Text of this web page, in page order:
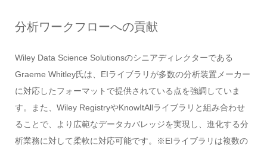
分析ワークフローへの貢献
Wiley Data Science Solutionsのシニアディレクターである
Graeme Whitley氏は、EIライブラリが多数の分析装置メーカー
に対応したフォーマットで提供されている点を強調していま
す。また、Wiley RegistryやKnowItAllライブラリと組み合わせ
ることで、より広範なデータカバレッジを実現し、進化する分
析業務に対して柔軟に対応可能です。※EIライブラリは複数の